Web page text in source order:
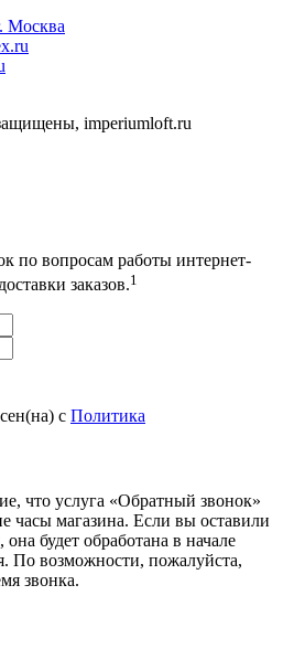
Москва
imperiumloft.ru
по вопросам работы интернет-
заказов.1
с Политика
что услуга «Обратный звонок»
часы магазина. Если вы оставили
она будет обработана в начале
По возможности, пожалуйста,
звонка.